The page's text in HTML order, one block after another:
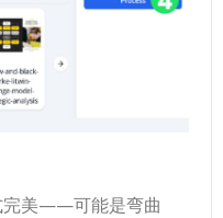
完美——可能是弯曲